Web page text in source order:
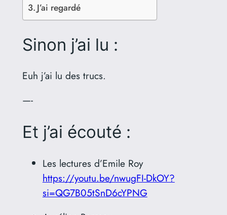
J’ai regardé
Sinon j’ai lu :
Euh j’ai lu des trucs.
—-
Et j’ai écouté :
Les lectures d’Emile Roy
https://youtu.be/nwugFI-DkOY?
si=QG7B05tSnD6cYPNG